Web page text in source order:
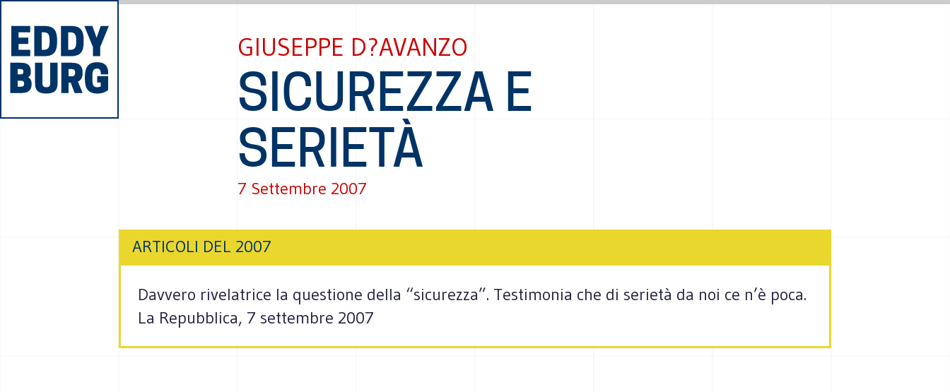
GIUSEPPE D?AVANZO
SICUREZZA E
SERIETÀ
7 Settembre 2007
ARTICOLI DEL 2007
Davvero rivelatrice la questione della “sicurezza”. Testimonia che di serietà da noi ce n’è poca.
La Repubblica, 7 settembre 2007